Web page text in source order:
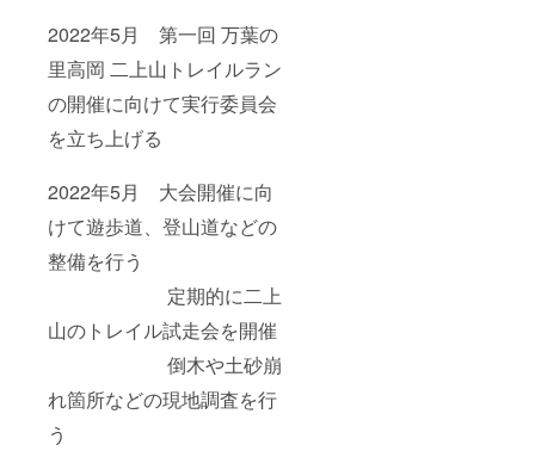
2022年5月 第一回 万葉の
里高岡 二上山トレイルラン
の開催に向けて実行委員会
を立ち上げる
2022年5月 大会開催に向
けて遊歩道、登山道などの
整備を行う
定期的に二上
山のトレイル試走会を開催
倒木や土砂崩
れ箇所などの現地調査を行
う